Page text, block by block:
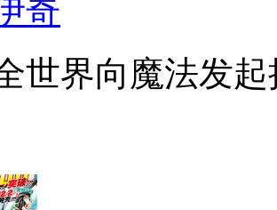
奇
世界向魔法发起